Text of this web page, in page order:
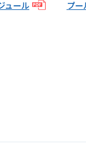
ュール プ